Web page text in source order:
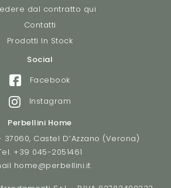
dal contratto qui
Contatti
Prodotti In Stock
Social
Facebook
Instagram
Perbellini Home
37060, Castel D’Azzano (Verona)
+39 045-2051461
home@perbellini.it